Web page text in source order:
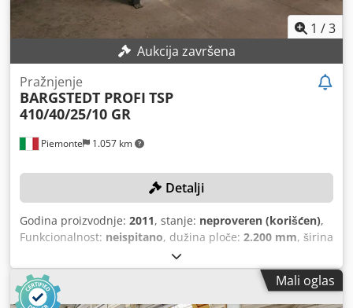
1 /3
Aukcija završena
Piemonte 1.057 km
Pražnjenje
BARGSTEDT PROFI TSP
410/40/25/10 GR
Detalji
Godina proizvodnje: 2011, stanje: neproveren (korišćen),
Funkcionalnost: neispitano, dužina ploče: 2.200 mm, širina
, visina slaganja:
oznaka, TEHNIČKI DETALJI Dksdpsyxnn Tjfx Aager
Maksimalna dužina ploče: 2.200 mm Maksimalna širina
ploče: 1.000 mm Maksimalna visina slaganja ploča: 1.600
Mali oglas